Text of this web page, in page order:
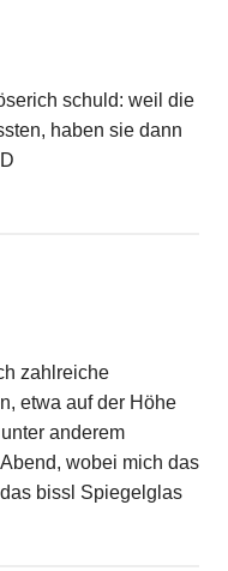
schuld: weil die
haben sie dann
zahlreiche
etwa auf der Höhe
anderem
wobei mich das
bissl Spiegelglas